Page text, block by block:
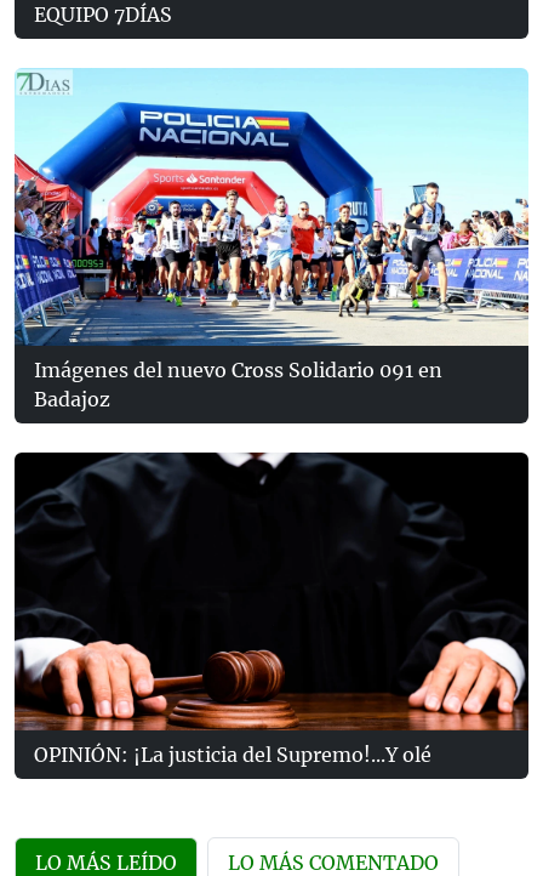
EQUIPO 7DÍAS
Imágenes del nuevo Cross Solidario 091 en
Badajoz
OPINIÓN: ¡La justicia del Supremo!...Y olé
LO MÁS LEÍDO LO MÁS COMENTADO